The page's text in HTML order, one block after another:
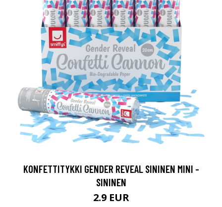
KONFETTITYKKI GENDER REVEAL SININEN MINI -
SININEN
2.9 EUR